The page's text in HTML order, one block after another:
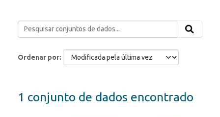
Ordenar por
1 conjunto de dados encontrado